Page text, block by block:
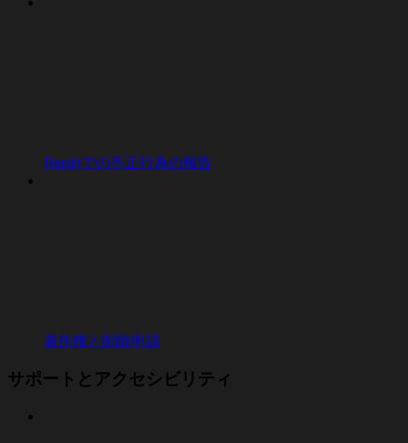
Replitでの不正行為の報告
著作権と削除申請
サポートとアクセシビリティ